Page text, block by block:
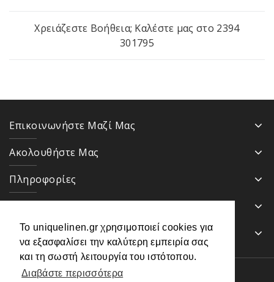
Το uniquelinen.gr χρησιμοποιεί cookies για
να εξασφαλίσει την καλύτερη εμπειρία σας
και τη σωστή λειτουργία του ιστότοπου.
Διαβάστε περισσότερα
Χρειάζεστε Βοήθεια; Καλέστε μας στο 2394
301795
Επικοινωνήστε Μαζί Μας
Ακολουθήστε Μας
Πληροφορίες
Ενημερωτικό Δελτίο